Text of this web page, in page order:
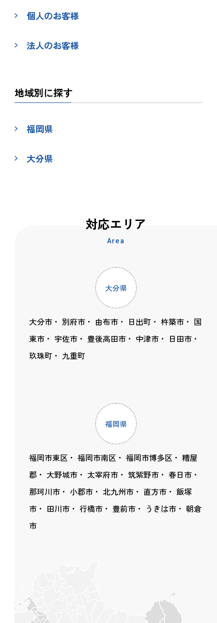
個人のお客様
法人のお客様
地域別に探す
福岡県
大分県
対応エリア
Area
大分県
大分市 別府市 由布市 日出町 杵築市
国
東市
宇佐市 豊後高田市 中津市
日田市
玖珠町
九重町
福岡県
福岡市東区 福岡市南区 福岡市博多区
糟屋
郡
大野城市 太宰府市 筑紫野市
春日市
那珂川市
小郡市 北九州市 直方市
飯塚
市
田川市 行橋市 豊前市 うきは市
朝倉
市